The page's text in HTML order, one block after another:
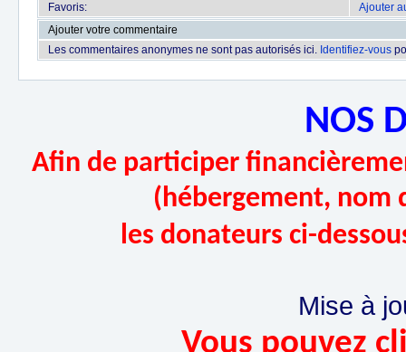
Favoris:
Ajouter
Ajouter votre commentaire
Les commentaires anonymes ne sont pas autorisés ici. Identifiez-vous
NOS
Afin de participer
(hébergement,
les donateurs ci-
Mise à
Vous pouvez